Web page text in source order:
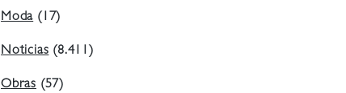
Moda(17)
Noticias(8.411)
Obras (57)